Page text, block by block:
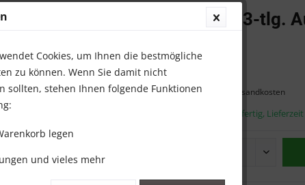
Polierset 3-tlg.
5,00 € *
Inhalt:
inkl. MwSt.
zzgl. Versandkosten
Sofort versandfertig,
Cookies, um Ihnen die bestmögliche
zu können. Wenn Sie damit nicht
sollten, stehen Ihnen folgende Funktionen
legen
und vieles mehr